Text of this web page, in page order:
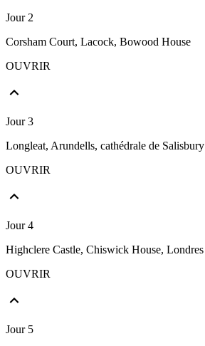
Jour 2
Corsham Court, Lacock, Bowood House
OUVRIR
Jour 3
Longleat, Arundells, cathédrale de Salisbury
OUVRIR
Jour 4
Highclere Castle, Chiswick House, Londres
OUVRIR
Jour 5